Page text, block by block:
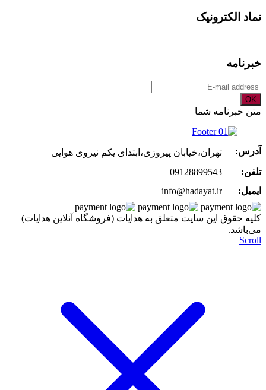
نماد الکترونیک
خبرنامه
OK
متن خبرنامه شما
آدرس:
تهران،خیابان پیروزی،ابتدای یکم نیروی هوایی
تلفن:
09128899543
ایمیل:
info@hadayat.ir
کليه حقوق اين سايت متعلق به هدایات (فروشگاه آنلاین هدایات)
می‌باشد.
Scroll